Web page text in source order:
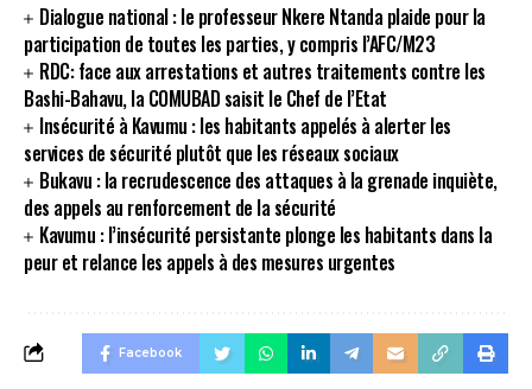
Dialogue national : le professeur Nkere Ntanda plaide pour la
participation de toutes les parties, y compris l’AFC/M23
RDC: face aux arrestations et autres traitements contre les
Bashi-Bahavu, la COMUBAD saisit le Chef de l’Etat
Insécurité à Kavumu : les habitants appelés à alerter les
services de sécurité plutôt que les réseaux sociaux
Bukavu : la recrudescence des attaques à la grenade inquiète,
des appels au renforcement de la sécurité
Kavumu : l’insécurité persistante plonge les habitants dans la
peur et relance les appels à des mesures urgentes
Facebook